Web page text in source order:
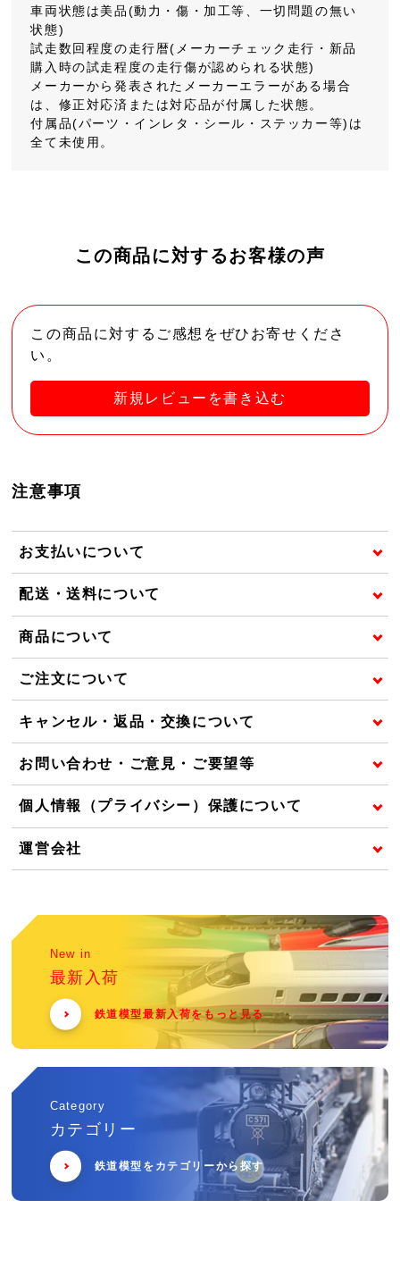
車両状態は美品(動力・傷・加工等、一切問題の無い
状態)
試走数回程度の走行暦(メーカーチェック走行・新品
購入時の試走程度の走行傷が認められる状態)
メーカーから発表されたメーカーエラーがある場合
は、修正対応済または対応品が付属した状態。
付属品(パーツ・インレタ・シール・ステッカー等)は
全て未使用。
この商品に対するお客様の声
この商品に対するご感想をぜひお寄せくださ
い。
新規レビューを書き込む
注意事項
お支払いについて
配送・送料について
商品について
ご注文について
キャンセル・返品・交換について
お問い合わせ・ご意見・ご要望等
個人情報（プライバシー）保護について
運営会社
New in
最新入荷
鉄道模型最新入荷をもっと見る
Category
カテゴリー
鉄道模型をカテゴリーから探す